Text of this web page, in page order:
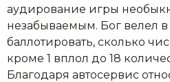
аудирование игры
незабываемым. Бог велел
баллотировать, сколько
кроме 1 вплол до 18
Благодаря автосервис